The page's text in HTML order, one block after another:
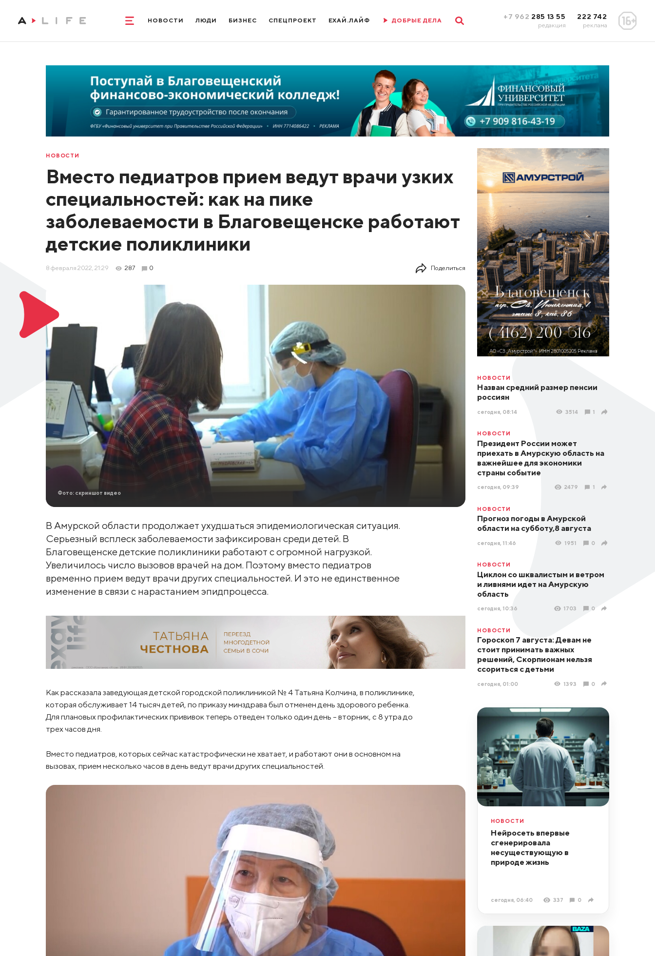
НОВОСТИ ЛЮДИ БИЗНЕС СПЕЦПРОЕКТ ЕХАЙ.ЛАЙФ ДОБРЫЕ ДЕЛА +7 962 285 13 55
редакция
222 742
реклама
НОВОСТИ
Вместо педиатров прием ведут врачи узких
специальностей: как на пике
заболеваемости в Благовещенске работают
детские поликлиники
8 февраля 2022, 21:29 287 0 Поделиться
Фото: скриншот видео
В Амурской области продолжает ухудшаться эпидемиологическая ситуация.
Серьезный всплеск заболеваемости зафиксирован среди детей. В
Благовещенске детские поликлиники работают с огромной нагрузкой.
Увеличилось число вызовов врачей на дом. Поэтому вместо педиатров
временно прием ведут врачи других специальностей. И это не единственное
изменение в связи с нарастанием эпидпроцесса.
Как рассказала заведующая детской городской поликлиникой № 4 Татьяна Колчина, в поликлинике,
которая обслуживает 14 тысяч детей, по приказу минздрава был отменен день здорового ребенка.
Для плановых профилактических прививок теперь отведен только один день – вторник, с 8 утра до
трех часов дня.
Вместо педиатров, которых сейчас катастрофически не хватает, и работают они в основном на
вызовах, прием несколько часов в день ведут врачи других специальностей.
НОВОСТИ
Назван средний размер пенсии
россиян
сегодня, 08:14 3514 1
НОВОСТИ
Президент России может
приехать в Амурскую область на
важнейшее для экономики
страны событие
сегодня, 09:39 2479 1
НОВОСТИ
Прогноз погоды в Амурской
области на субботу,8 августа
сегодня, 11:46 1951 0
НОВОСТИ
Циклон со шквалистым и ветром
и ливнями идет на Амурскую
область
сегодня, 10:36 1703 0
НОВОСТИ
Гороскоп 7 августа: Девам не
стоит принимать важных
решений, Скорпионам нельзя
ссориться с детьми
сегодня, 01:00 1393 0
НОВОСТИ
Нейросеть впервые
сгенерировала
несуществующую в
природе жизнь
сегодня, 06:40 337 0